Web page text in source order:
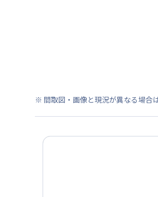
※ 間取図・画像と現況が異なる場合